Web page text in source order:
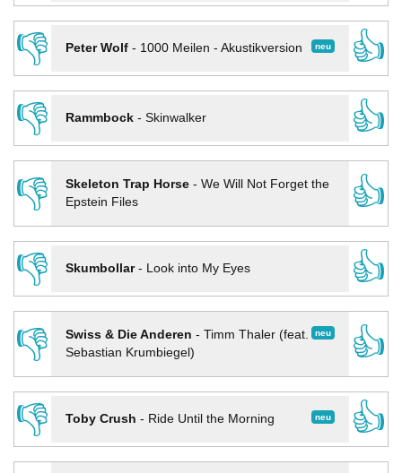
👎
neu
Peter Wolf- 1000 Meilen - Akustikversion
👍
👎
Rammbock- Skinwalker
👍
👎
Skeleton Trap Horse- We Will Not Forget the
Epstein Files
👍
👎
Skumbollar- Look into My Eyes
👍
👎
neu
Swiss & Die Anderen - Timm Thaler (feat.
Sebastian Krumbiegel)
👍
👎
neu
Toby Crush - Ride Until the Morning
👍